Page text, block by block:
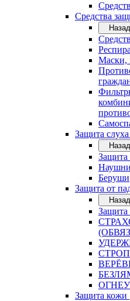
Средства
Назад
Маски,
Защита слуха
Назад
Защита
Беруши
Защита от
Назад
Защита
Защита кожи